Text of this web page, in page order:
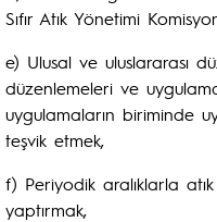
Sıfır Atık Yönetimi
e) Ulusal ve uluslararası
düzenlemeleri ve
uygulamaların biriminde
teşvik etmek,
f) Periyodik aralıklarla
yaptırmak,